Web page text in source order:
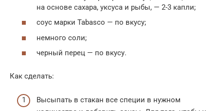
на основе сахара, уксуса и рыбы, — 2-3 капли;
соус марки Tabasco — по вкусу;
немного соли;
черный перец — по вкусу.
Как сделать:
Высыпать в стакан все специи в нужном